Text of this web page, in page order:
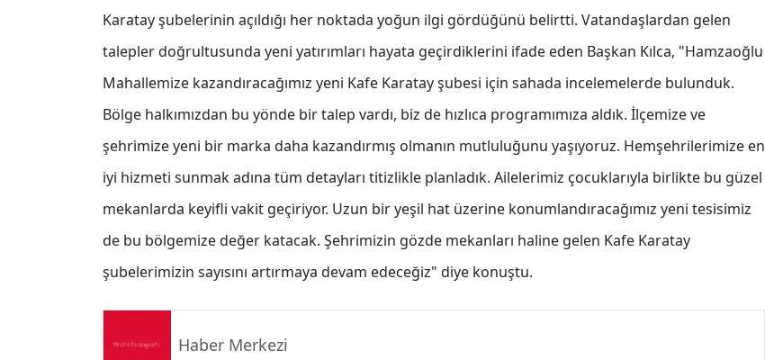
Karatay şubelerinin açıldığı her noktada yoğun ilgi gördüğünü belirtti. Vatandaşlardan gelen
talepler doğrultusunda yeni yatırımları hayata geçirdiklerini ifade eden Başkan Kılca, "Hamzaoğlu
Mahallemize kazandıracağımız yeni Kafe Karatay şubesi için sahada incelemelerde bulunduk.
Bölge halkımızdan bu yönde bir talep vardı, biz de hızlıca programımıza aldık. İlçemize ve
şehrimize yeni bir marka daha kazandırmış olmanın mutluluğunu yaşıyoruz. Hemşehrilerimize en
iyi hizmeti sunmak adına tüm detayları titizlikle planladık. Ailelerimiz çocuklarıyla birlikte bu güzel
mekanlarda keyifli vakit geçiriyor. Uzun bir yeşil hat üzerine konumlandıracağımız yeni tesisimiz
de bu bölgemize değer katacak. Şehrimizin gözde mekanları haline gelen Kafe Karatay
şubelerimizin sayısını artırmaya devam edeceğiz" diye konuştu.
Haber Merkezi